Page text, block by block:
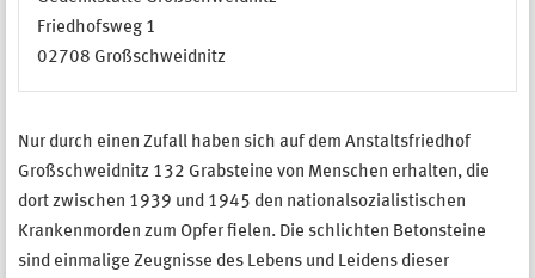
Friedhofsweg 1
02708 Großschweidnitz
Nur durch einen Zufall haben sich auf dem Anstaltsfriedhof
Großschweidnitz 132 Grabsteine von Menschen erhalten, die
dort zwischen 1939 und 1945 den nationalsozialistischen
Krankenmorden zum Opfer fielen. Die schlichten Betonsteine
sind einmalige Zeugnisse des Lebens und Leidens dieser